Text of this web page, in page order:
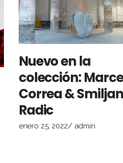
Nuevo en la
colección:
Correa &
Radic
enero 25, 2022 admin